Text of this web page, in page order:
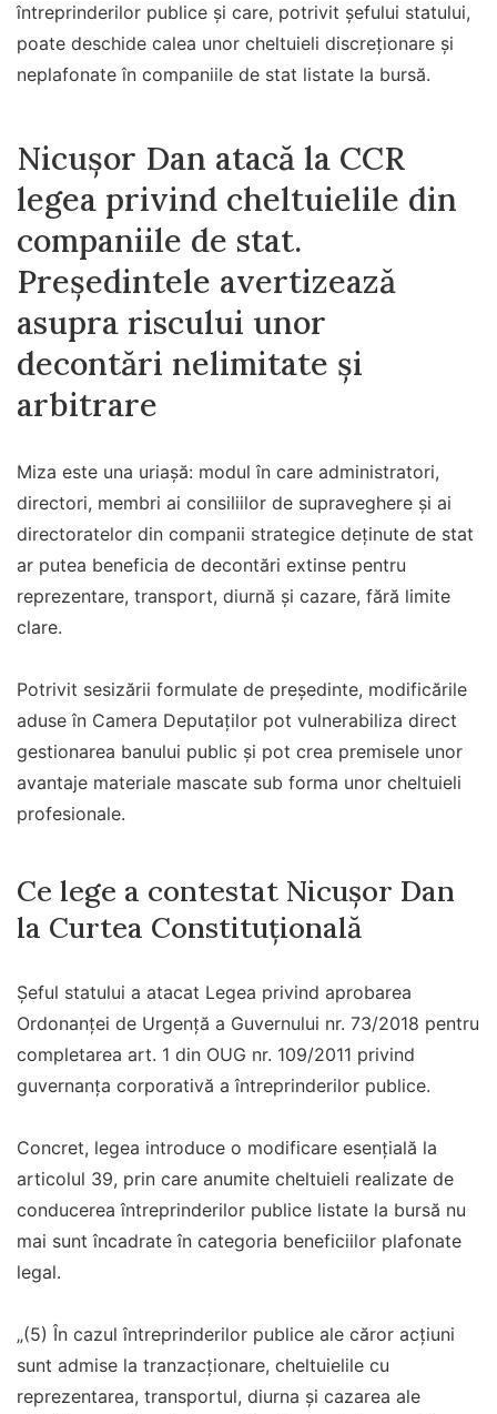
întreprinderilor publice și care, potrivit șefului statului,
poate deschide calea unor cheltuieli discreționare și
neplafonate în companiile de stat listate la bursă.
Nicușor Dan atacă la CCR
legea privind cheltuielile din
companiile de stat.
Președintele avertizează
asupra riscului unor
decontări nelimitate și
arbitrare
Miza este una uriașă: modul în care administratori,
directori, membri ai consiliilor de supraveghere și ai
directoratelor din companii strategice deținute de stat
ar putea beneficia de decontări extinse pentru
reprezentare, transport, diurnă și cazare, fără limite
clare.
Potrivit sesizării formulate de președinte, modificările
aduse în Camera Deputaților pot vulnerabiliza direct
gestionarea banului public și pot crea premisele unor
avantaje materiale mascate sub forma unor cheltuieli
profesionale.
Ce lege a contestat Nicușor Dan
la Curtea Constituțională
Șeful statului a atacat Legea privind aprobarea
Ordonanței de Urgență a Guvernului nr. 73/2018 pentru
completarea art. 1 din OUG nr. 109/2011 privind
guvernanța corporativă a întreprinderilor publice.
Concret, legea introduce o modificare esențială la
articolul 39, prin care anumite cheltuieli realizate de
conducerea întreprinderilor publice listate la bursă nu
mai sunt încadrate în categoria beneficiilor plafonate
legal.
„(5) În cazul întreprinderilor publice ale căror acţiuni
sunt admise la tranzacţionare, cheltuielile cu
reprezentarea, transportul, diurna şi cazarea ale